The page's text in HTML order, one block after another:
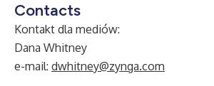
Contacts
Kontakt dla mediów:
Dana Whitney
e-mail: dwhitney@zynga.com